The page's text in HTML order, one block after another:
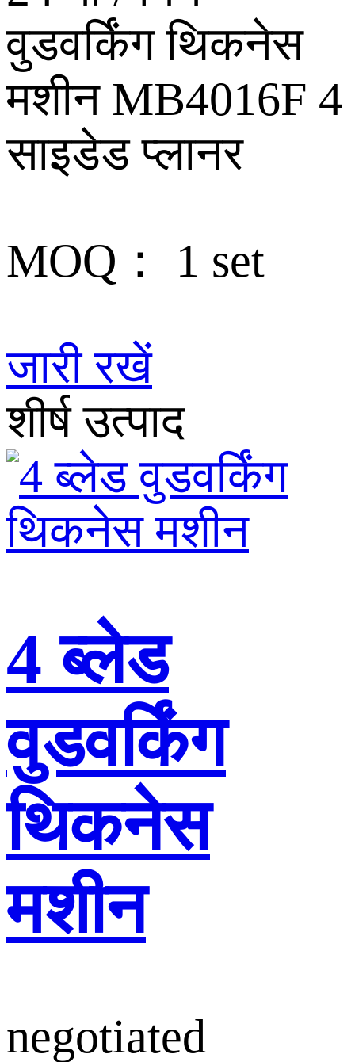
वुडवर्किंग थिकनेस
मशीन MB4016F 4
साइडेड प्लानर
MOQ： 1 set
जारी रखें
शीर्ष उत्पाद
4 ब्लेड
वुडवर्किंग
थिकनेस
मशीन
negotiated